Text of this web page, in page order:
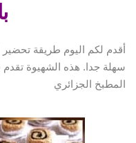
أقدم لكم اليوم طريقة
سهلة جدا. هذه الشهيوة
المطبخ الجزائري